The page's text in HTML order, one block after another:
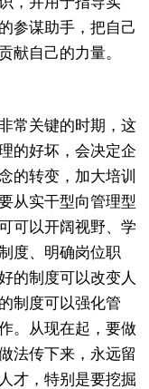
参谋助手，把自己
献自己的力量。
常关键的时期，这
的好坏，会决定企
的转变，加大培训
从实干型向管理型
可以开阔视野、学
度、明确岗位职
的制度可以改变人
制度可以强化管
。从现在起，要做
法传下来，永远留
才，特别是要挖掘